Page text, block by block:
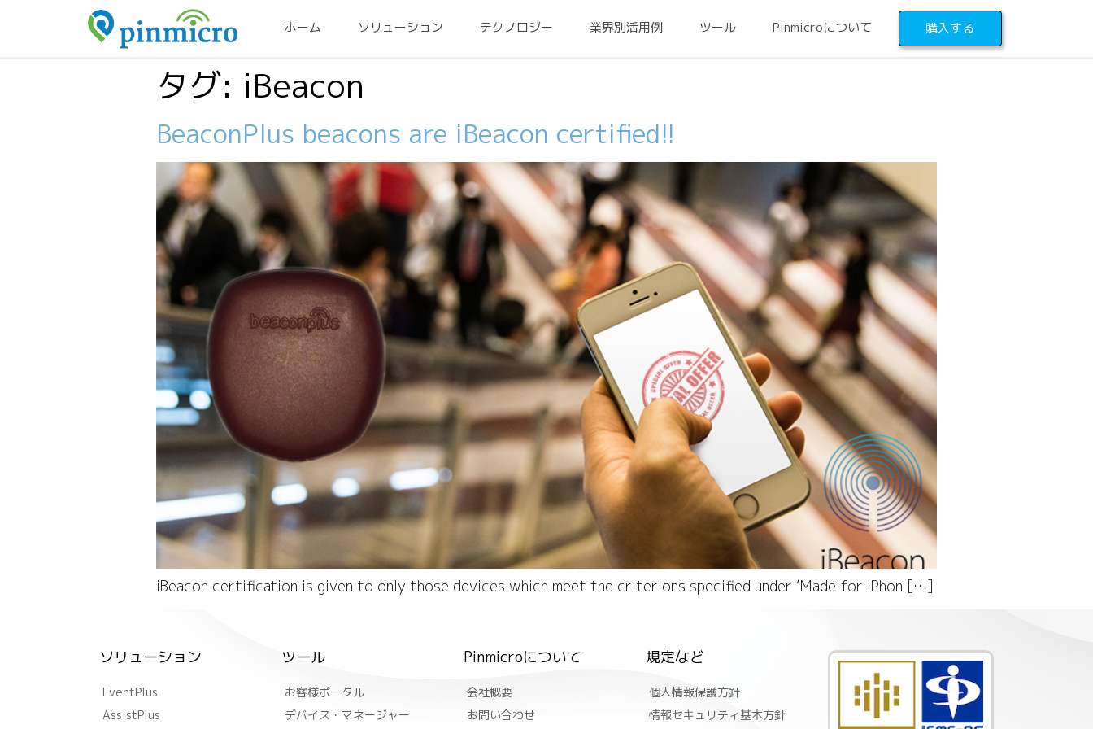
ホーム ソリューション テクノロジー 業界別活用例 ツール Pinmicroについて 購入する
タグ: iBeacon
BeaconPlus beacons are iBeacon certified!!
iBeacon certification is given to only those devices which meet the criterions specified under ‘Made for iPhon […]
ソリューション
EventPlus
AssistPlus
ツール
お客様ポータル
デバイス・マネージャー
Pinmicroについて
会社概要
お問い合わせ
規定など
個人情報保護方針
情報セキュリティ基本方針